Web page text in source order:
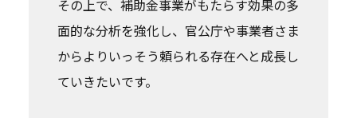
その上で、補助金事業がもたらす効果の多
面的な分析を強化し、官公庁や事業者さま
からよりいっそう頼られる存在へと成長し
ていきたいです。